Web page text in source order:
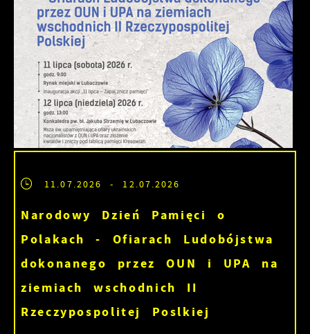
11.07.2026 - 12.07.2026
Narodowy Dzień Pamięci o
Polakach - Ofiarach Ludobójstwa
dokonanego przez OUN i UPA na
ziemiach wschodnich II
Rzeczypospolitej Poslkiej